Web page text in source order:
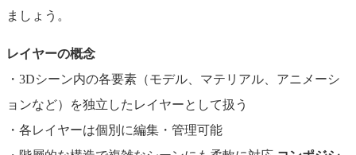
ましょう。
レイヤーの概念
・3Dシーン内の各要素（モデル、マテリアル、アニメーシ
ョンなど）を独立したレイヤーとして扱う
・各レイヤーは個別に編集・管理可能